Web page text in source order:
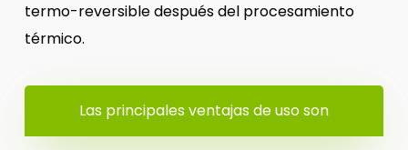
termo-reversible después del procesamiento
térmico.
Las principales ventajas de uso son